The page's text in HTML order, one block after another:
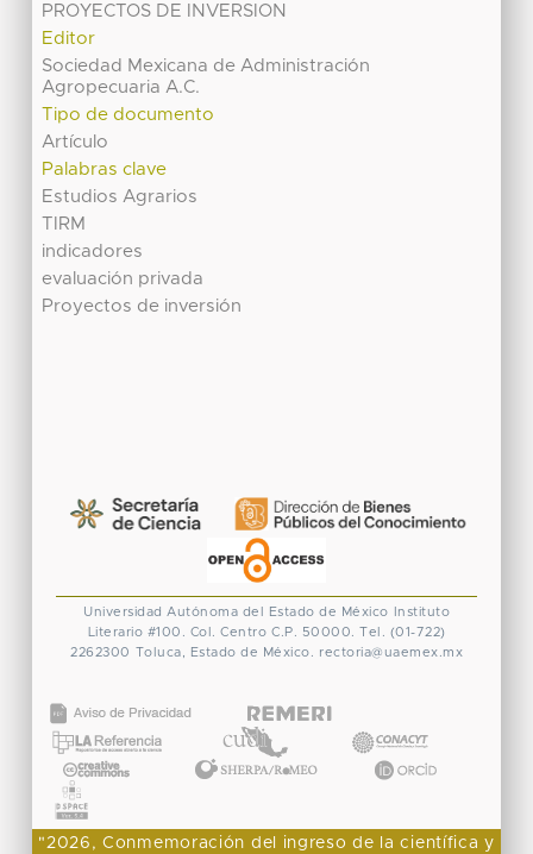
PROYECTOS DE INVERSION
Editor
Sociedad Mexicana de Administración
Agropecuaria A.C.
Tipo de documento
Artículo
Palabras clave
Estudios Agrarios
TIRM
indicadores
evaluación privada
Proyectos de inversión
Universidad Autónoma del Estado de México
Instituto
Literario #100. Col. Centro C.P. 50000. Tel. (01-722)
2262300 Toluca, Estado de México. rectoria@uaemex.mx
"2026, Conmemoración del ingreso de la científica y